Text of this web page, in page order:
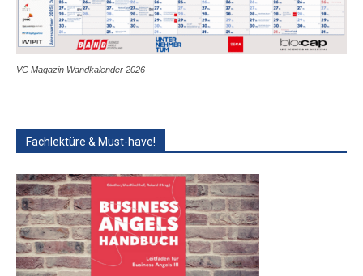
VC Magazin Wandkalender 2026
Fachlektüre & Must-have!